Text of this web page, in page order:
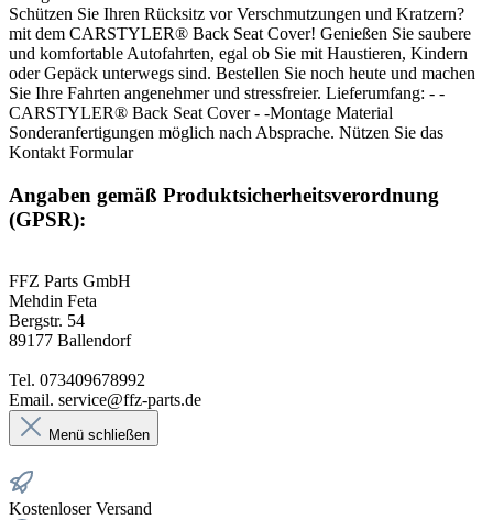
Schützen Sie Ihren Rücksitz vor Verschmutzungen und Kratzern?
mit dem CARSTYLER® Back Seat Cover! Genießen Sie saubere
und komfortable Autofahrten, egal ob Sie mit Haustieren, Kindern
oder Gepäck unterwegs sind. Bestellen Sie noch heute und machen
Sie Ihre Fahrten angenehmer und stressfreier. Lieferumfang: - -
CARSTYLER® Back Seat Cover - -Montage Material
Sonderanfertigungen möglich nach Absprache. Nützen Sie das
Kontakt Formular
Angaben gemäß Produktsicherheitsverordnung
(GPSR):
FFZ Parts GmbH
Mehdin Feta
Bergstr. 54
89177 Ballendorf
Tel. 073409678992
Email. service@ffz-parts.de
Menü schließen
Kostenloser Versand